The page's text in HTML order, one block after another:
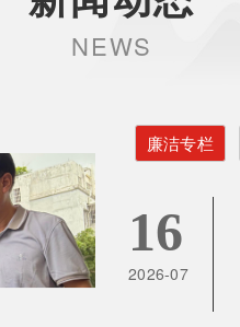
NEWS
廉洁专栏
16
2026-07